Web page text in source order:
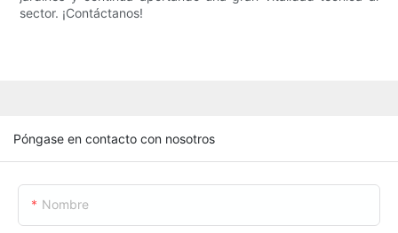
sector. ¡Contáctanos!
Póngase en contacto con nosotros
Nombre